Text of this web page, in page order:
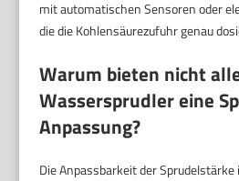
mit automatischen Sensoren oder
die die Kohlensäurezufuhr genau
Warum bieten nicht
Wassersprudler eine
Anpassung?
Die Anpassbarkeit der